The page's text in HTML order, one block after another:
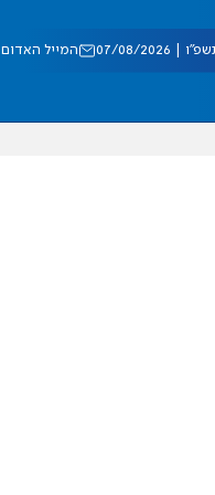
08/2026 המייל האדום